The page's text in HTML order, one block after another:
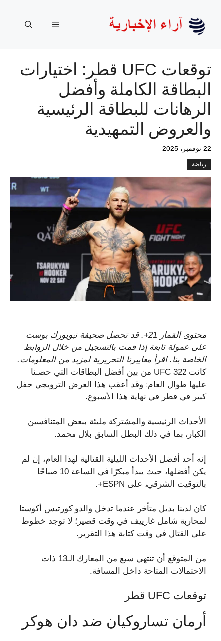
المحتوى
القائمة
توقعات UFC قطر: اختيارات
البطاقة الكاملة وأفضل
الرهانات للبطاقة الرئيسية
والعروض التمهيدية
22 نوفمبر، 2025
رياضة
محتوى القمار 21+. قد تحصل صحيفة نيويورك بوست
على عمولة تابعة إذا قمت بالتسجيل من خلال الروابط
الخاصة بنا. اقرأ معاييرنا التحريرية لمزيد من المعلومات.
كانت UFC 322 من بين أفضل البطاقات التي حصلنا
عليها طوال العام؛ وقد أعقب هذا العرض الترويجي حفل
كبير في قطر في نهاية هذا الأسبوع.
الأحداث الرئيسية والمشتركة مليئة ببعض المتنافسين
الكبار، بما في ذلك البطل السابق بلال محمد.
إنه أحد أفضل الأحداث الليلية القتالية لهذا العام، إن لم
يكن أفضلها، حيث يبدأ مبكرًا في الساعة 10 صباحًا
بالتوقيت الشرقي، على ESPN+.
كان لدينا بديل متأخر عندما تدخل والدو كورتيس أكوستا
لمحاربة شامل غازييف في وقت قصير؛ لا توجد خطوط
على القتال في وقت كتابة هذا التقرير.
من المتوقع أن تنتهي سبع من المعارك الـ13 ذات
الاحتمالات المتاحة داخل المسافة.
توقعات UFC قطر
أرمان تساروكيان ضد دان هوكر